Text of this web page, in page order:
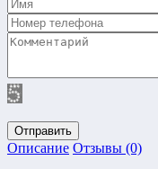
Отправить
Описание Отзывы (0)